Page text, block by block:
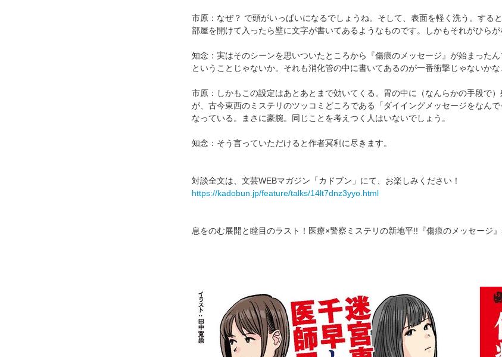
市原：なぜ？ で頭がいっぱいになるでしょうね。そして、表面を軽く洗う。す
部屋を開けて入ったら壁に文字が書いてあるようなものです。しかもそれがひら
知念：実はそのシーンを思いついたところから『傷痕のメッセージ』が始まった
ということじゃないか。それも消化管の中に書いてあるのが一番衝撃じゃないかな
市原：しかもこの設定はあとあとまで効いてくる。胃の中に（なんらかの手段
が、古今東西のミステリのツッコミどころである「ダイイングメッセージをなん
なっている。まさに豪腕。同じことを考えつく人はいないでしょう。
知念：そう言っていただけると作者冥利に尽きます。
対談全文は、文芸WEBマガジン「カドブン」にて、お楽しみください！
https://kadobun.jp/feature/talks/14lt7dnz3yyo.html
息をのむ展開と瞠目のラスト！医療×警察ミステリの新地平!!『傷痕のメッセージ